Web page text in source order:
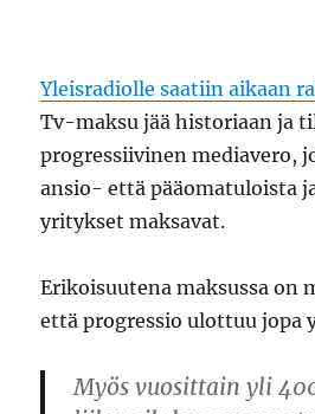
Yleisradiolle saatiin aikaan
Tv-maksu jää historiaan ja
progressiivinen mediavero,
ansio- että pääomatuloista
yritykset maksavat.
Erikoisuutena maksussa on
että progressio ulottuu jopa
Myös vuosittain yli